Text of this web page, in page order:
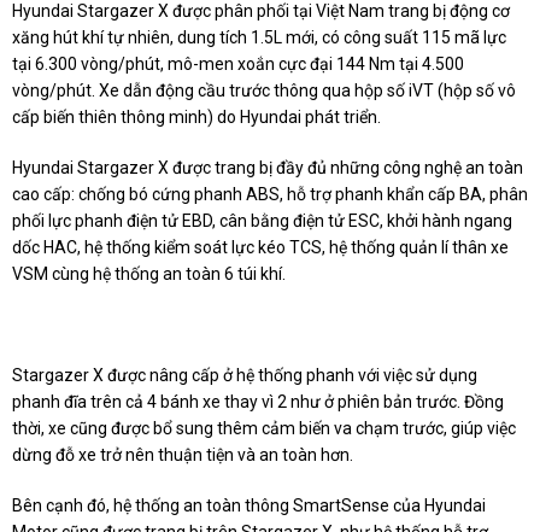
Hyundai Stargazer X được phân phối tại Việt Nam trang bị động cơ
xăng hút khí tự nhiên, dung tích 1.5L mới, có công suất 115 mã lực
tại 6.300 vòng/phút, mô-men xoắn cực đại 144 Nm tại 4.500
vòng/phút. Xe dẫn động cầu trước thông qua hộp số iVT (hộp số vô
cấp biến thiên thông minh) do Hyundai phát triển.
Hyundai Stargazer X được trang bị đầy đủ những công nghệ an toàn
cao cấp: chống bó cứng phanh ABS, hỗ trợ phanh khẩn cấp BA, phân
phối lực phanh điện tử EBD, cân bằng điện tử ESC, khởi hành ngang
dốc HAC, hệ thống kiểm soát lực kéo TCS, hệ thống quản lí thân xe
VSM cùng hệ thống an toàn 6 túi khí.
Stargazer X được nâng cấp ở hệ thống phanh với việc sử dụng
phanh đĩa trên cả 4 bánh xe thay vì 2 như ở phiên bản trước. Đồng
thời, xe cũng được bổ sung thêm cảm biến va chạm trước, giúp việc
dừng đỗ xe trở nên thuận tiện và an toàn hơn.
Bên cạnh đó, hệ thống an toàn thông SmartSense của Hyundai